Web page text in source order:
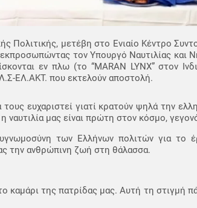
Πολιτικής, μετέβη στο Ενιαίο Κέντρο
τον Υπουργό Ναυτιλίας και
εν πλω (το “MARAN LYNX” στον
ΕΛ.ΑΚΤ. που εκτελούν αποστολή.
ευχαριστεί γιατί κρατούν ψηλά την
μας είναι πρώτη στον κόσμο,
των Ελλήνων πολιτών για το
την ανθρώπινη ζωή στη θάλασσα.
καμάρι της πατρίδας μας. Αυτή τη στιγμή